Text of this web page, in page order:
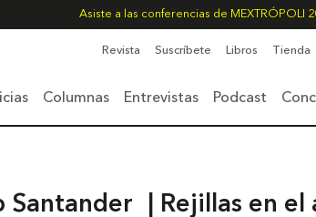
Asiste a las conferencias de MEXTRÓPOLI
Revista Suscríbete Libros Tienda
Columnas Entrevistas Podcast
Santander | Rejillas en el